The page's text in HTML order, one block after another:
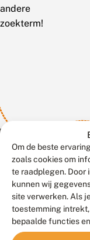
Om de beste
zoals cookies om
te raadplegen. Door
kunnen wij
site verwerken. Als
toestemming
bepaalde functies
andere
zoekterm!
Contact
Meld
Duurzaam